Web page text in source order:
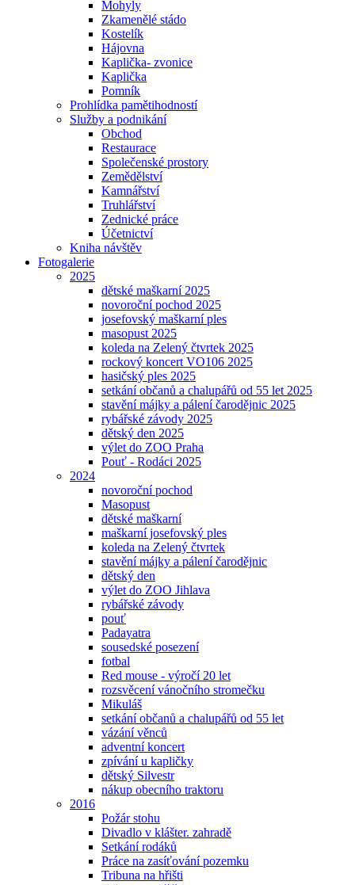
Mohyly
Zkamenělé stádo
Kostelík
Hájovna
Kaplička- zvonice
Kaplička
Pomník
Prohlídka pamětihodností
Služby a podnikání
Obchod
Restaurace
Společenské prostory
Zemědělství
Kamnářství
Truhlářství
Zednické práce
Účetnictví
Kniha návštěv
Fotogalerie
2025
dětské maškarní 2025
novoroční pochod 2025
josefovský maškarní ples
masopust 2025
koleda na Zelený čtvrtek 2025
rockový koncert VO106 2025
hasičský ples 2025
setkání občanů a chalupářů od 55 let 2025
stavění májky a pálení čarodějnic 2025
rybářské závody 2025
dětský den 2025
výlet do ZOO Praha
Pouť - Rodáci 2025
2024
novoroční pochod
Masopust
dětské maškarní
maškarní josefovský ples
koleda na Zelený čtvrtek
stavění májky a pálení čarodějnic
dětský den
výlet do ZOO Jihlava
rybářské závody
pouť
Padayatra
sousedské posezení
fotbal
Red mouse - výročí 20 let
rozsvěcení vánočního stromečku
Mikuláš
setkání občanů a chalupářů od 55 let
vázání věnců
adventní koncert
zpívání u kapličky
dětský Silvestr
nákup obecního traktoru
2016
Požár stohu
Divadlo v klášter. zahradě
Setkání rodáků
Práce na zasíťování pozemku
Tribuna na hřišti